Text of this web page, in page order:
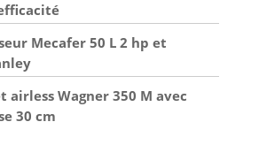
Mecafer 50 L 2 hp et
airless Wagner 350 M avec
30 cm